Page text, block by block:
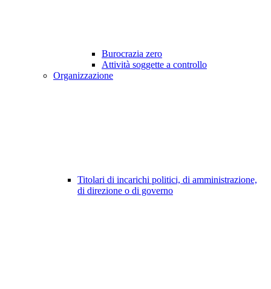
Burocrazia zero
Attività soggette a controllo
Organizzazione
Titolari di incarichi politici, di amministrazione,
di direzione o di governo